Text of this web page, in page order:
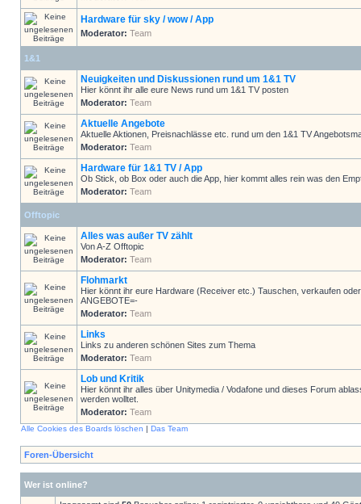
Hardware für sky / wow / App
Moderator: Team
1&1
Neuigkeiten und Diskussionen rund um 1&1 TV
Hier könnt ihr alle eure News rund um 1&1 TV posten
Moderator: Team
Aktuelle Angebote
Aktuelle Aktionen, Preisnachlässe etc. rund um den 1&1 TV
Moderator: Team
Hardware für 1&1 TV / App
Ob Stick, ob Box oder auch die App, hier kommt alles rein was den
Moderator: Team
Offtopic
Alles was außer TV zählt
Von A-Z Offtopic
Moderator: Team
Flohmarkt
Hier könnt ihr eure Hardware (Receiver etc.) Tauschen, verkaufen
ANGEBOTE=-
Moderator: Team
Links
Links zu anderen schönen Sites zum Thema
Moderator: Team
Lob und Kritik
Hier könnt ihr alles über Unitymedia / Vodafone und dieses Forum
werden wolltet.
Moderator: Team
Alle Cookies des Boards löschen | Das Team
Foren-Übersicht
Wer ist online?